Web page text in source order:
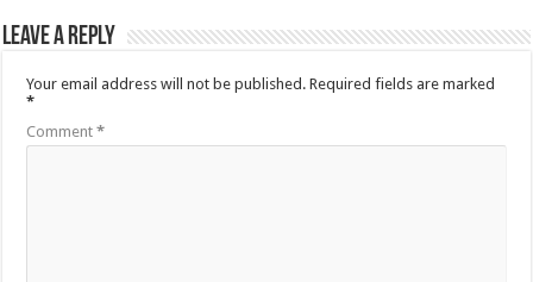
Leave a Reply
Your email address will not be published. Required fields are marked
*
Comment*